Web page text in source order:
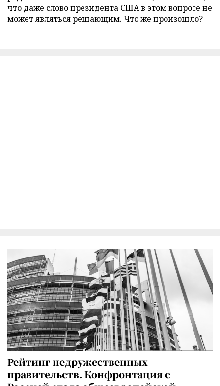
что даже слово президента США в этом вопросе не
может являться решающим. Что же произошло?
Рейтинг недружественных
правительств. Конфронтация с